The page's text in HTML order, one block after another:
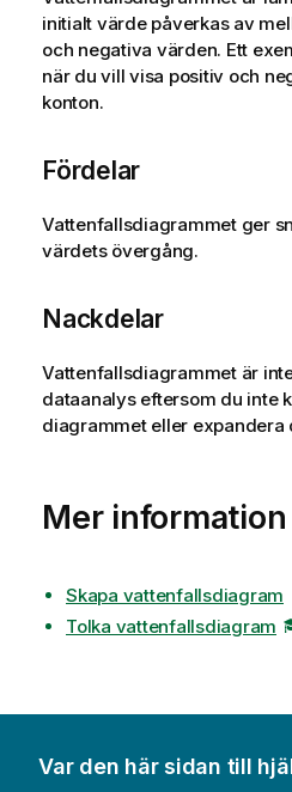
initialt värde påverkas av
och negativa värden. Ett
när du vill visa positiv och
konton.
Fördelar
Vattenfallsdiagrammet ger
värdets övergång.
Nackdelar
Vattenfallsdiagrammet är
dataanalys eftersom du inte
diagrammet eller expandera
Mer information
Skapa vattenfallsdiagram
Tolka vattenfallsdiagram
Var den här sidan till